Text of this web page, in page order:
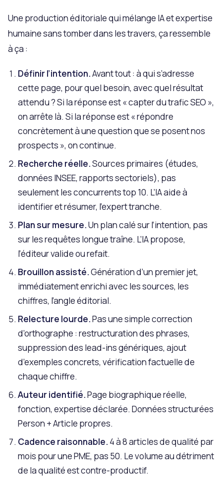
Une production éditoriale qui mélange IA et expertise
humaine sans tomber dans les travers, ça ressemble
à ça :
Définir l’intention.Avant tout : à qui s’adresse
cette page, pour quel besoin, avec quel résultat
attendu ? Si la réponse est « capter du trafic SEO »,
on arrête là. Si la réponse est « répondre
concrètement à une question que se posent nos
prospects », on continue.
Recherche réelle.Sources primaires (études,
données INSEE, rapports sectoriels), pas
seulement les concurrents top 10. L’IA aide à
identifier et résumer, l’expert tranche.
Plan sur mesure.Un plan calé sur l’intention, pas
sur les requêtes longue traîne. L’IA propose,
l’éditeur valide ou refait.
Brouillon assisté.Génération d’un premier jet,
immédiatement enrichi avec les sources, les
chiffres, l’angle éditorial.
Relecture lourde.Pas une simple correction
d’orthographe : restructuration des phrases,
suppression des lead-ins génériques, ajout
d’exemples concrets, vérification factuelle de
chaque chiffre.
Auteur identifié.Page biographique réelle,
fonction, expertise déclarée. Données structurées
Person + Article propres.
Cadence raisonnable. 4 à 8 articles de qualité par
mois pour une PME, pas 50. Le volume au détriment
de la qualité est contre-productif.